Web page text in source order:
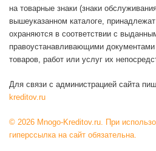
на товарные знаки (знаки
вышеуказанном каталоге,
охраняются в соответствии с
правоустанавливающими
товаров, работ или услуг их
Для связи с администрацией сайта
kreditov.ru
© 2026 Mnogo-Kreditov.ru. При
гиперссылка на сайт обязательна.